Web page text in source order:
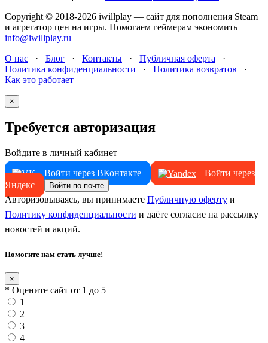
Copyright © 2018-2026 iwillplay — сайт для пополнения Steam
и агрегатор цен на игры. Помогаем геймерам экономить
info@iwillplay.ru
О нас · Блог · Контакты · Публичная оферта ·
Политика конфиденциальности · Политика возвратов ·
Как это работает
×
Требуется авторизация
Войдите в личный кабинет
Войти через ВКонтакте
Войти через
Яндекс
Войти по почте
Авторизовываясь, вы принимаете Публичную оферту и
Политику конфиденциальности и даёте согласие на рассылку
новостей и акций.
Помогите нам стать лучше!
×
* Оцените сайт от 1 до 5
1
2
3
4